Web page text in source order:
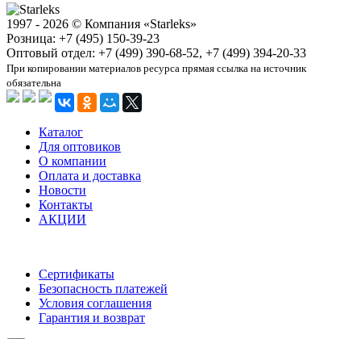
1997 - 2026 © Компания «Starleks»
Розница: +7 (495) 150-39-23
Оптовый отдел: +7 (499) 390-68-52, +7 (499) 394-20-33
При копировании материалов ресурса прямая ссылка на источник
обязательна
Каталог
Для оптовиков
О компании
Оплата и доставка
Новости
Контакты
АКЦИИ
Сертификаты
Безопасность платежей
Условия соглашения
Гарантия и возврат